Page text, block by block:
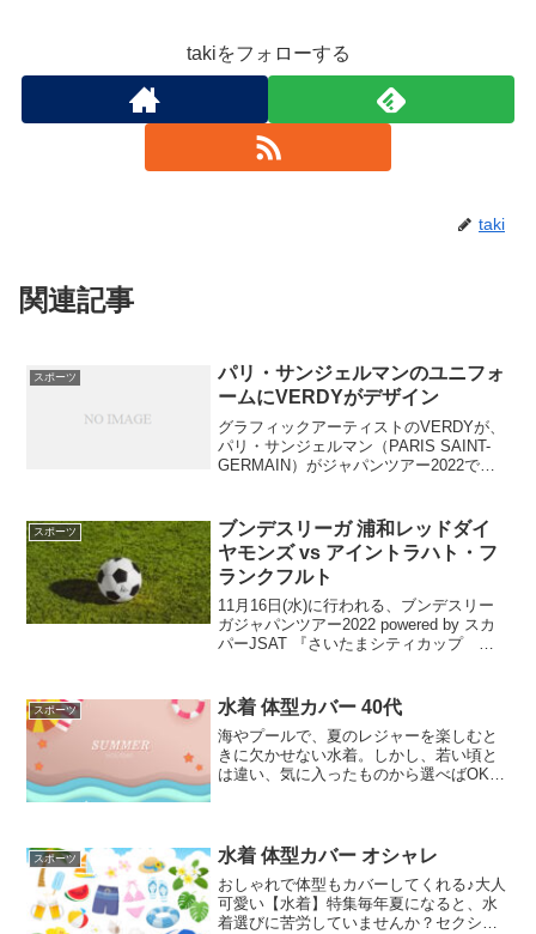
takiをフォローする
taki
関連記事
スポーツ
パリ・サンジェルマンのユニフォ
ームにVERDYがデザイン
グラフィックアーティストのVERDYが、
パリ・サンジェルマン（PARIS SAINT-
GERMAIN）がジャパンツアー2022で着
に川崎フロンターレ、7月23日に...
スポーツ
ブンデスリーガ 浦和レッドダイ
ヤモンズ vs アイントラハト・フ
ランクフルト
11月16日(水)に行われる、ブンデスリー
ガジャパンツアー2022 powered by スカ
パーJSAT 『さいたまシティカップ 浦
本に大物サッカーチームがツアー...
スポーツ 水着 体型カバー 40代
海やプールで、夏のレジャーを楽しむと
きに欠かせない水着。しかし、若い頃と
は違い、気に入ったものから選べばOKと
ど、どんなものを選べばよい...
スポーツ 水着 体型カバー オシャレ
おしゃれで体型もカバーしてくれる♪大人
可愛い【水着】特集毎年夏になると、水
着選びに苦労していませんか？セクシー